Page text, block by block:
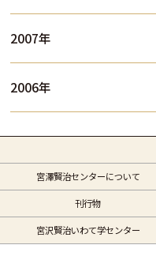
2007年
2006年
宮澤賢治センターについて
刊行物
宮沢賢治いわて学センター